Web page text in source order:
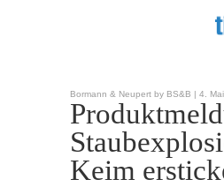
Bormann & Neupert by BS&B | 4.
Keim